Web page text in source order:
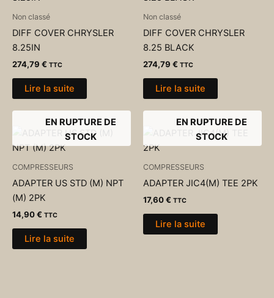
Non classé
DIFF COVER CHRYSLER
8.25IN
274,79 € TTC
Lire la suite
Non classé
DIFF COVER CHRYSLER
8.25 BLACK
274,79 € TTC
Lire la suite
EN RUPTURE DE
STOCK
COMPRESSEURS
ADAPTER US STD (M) NPT
(M) 2PK
14,90€ TTC
Lire la suite
EN RUPTURE DE
STOCK
COMPRESSEURS
ADAPTER JIC4(M) TEE 2PK
17,60€ TTC
Lire la suite